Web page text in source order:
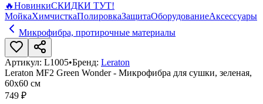
🔥НовинкиСКИДКИ ТУТ!
МойкаХимчисткаПолировкаЗащитаОборудованиеАксессуары
Микрофибра, протирочные материалы
Артикул: L1005•Бренд: Leraton
Leraton MF2 Green Wonder - Микрофибра для сушки, зеленая,
60x60 см
749 ₽